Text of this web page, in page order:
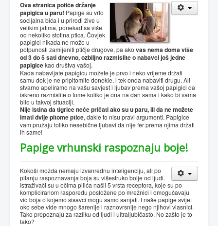
Ova stranica potiče držanje
papigica u paru! Papige su vrlo
socijalna bića i u prirodi žive u
velikim jatima, ponekad sa više
od nekoliko stotina ptica. Čovjek
papigici nikada ne može u
potpunosti zamijeniti ptičje drugove, pa akovas nema doma više
od 3 do 5 sati dnevno, ozbiljno razmislite o nabavci još jedne
papigicekao društva vašoj.
Kada nabavljate papigicu možete je prvo i neko vrijeme držati
samu dok je ne pripitomite donekle, i tek onda nabaviti drugu. Ali
stvarno apeliramo na vašu savjest i ljubav prema vašoj papigici da
iskreno razmislite o tome koliko je ona na dan sama i kako bi vama
bilo u takvoj situaciji.
Nije istina da tigrice neće pričati ako su u paru, ili da ne možete
imati dvije pitome ptice, dakle to nisu pravi argumenti. Papigice
vam pružaju toliko nesebične ljubavi da nije fer prema njima držati
ih same!
Papige vrhunski raspoznaju boje!
Kokoši možda nemaju izvanrednu inteligenciju, ali po
pitanju raspoznavanja boja su višestruko bolje od ljudi.
Istraživači su u očima pilića našli 5 vrsta receptora, koje su po
kompliciranom rasporedu posložene po mrežnici i omogućavaju
vid boja o kojemo sisavci mogu samo sanjati. I naše papige svijet
oko sebe vide mnogo šarenije i raznovrsnije nego njihovi vlasnici.
Tako prepoznaju za razliku od ljudi i ultraljubičasto. No zašto je to
tako?